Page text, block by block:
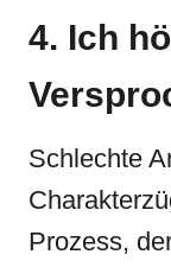
4. Ich
Schlechte
Prozess,